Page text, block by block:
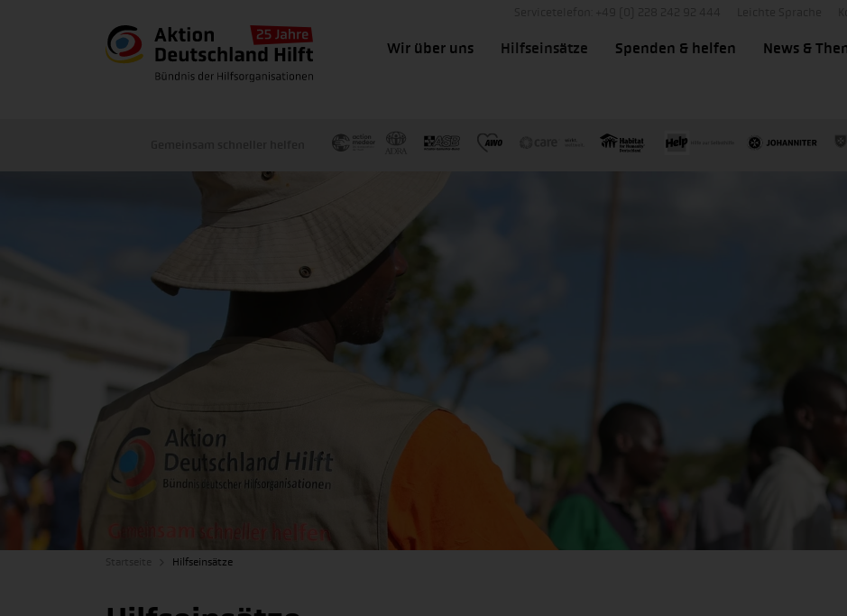
Wir über uns Hilfseinsätze Spenden & helfen News &
Hilfseinsätze